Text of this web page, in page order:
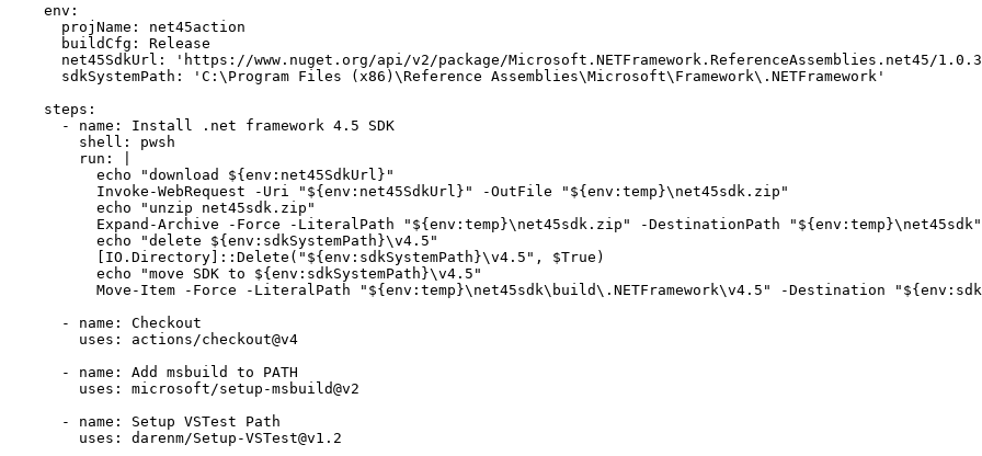
env:
projName: net45action
buildCfg: Release
net45SdkUrl: 'https://www.nuget.org/api/v2/package/Microsoft.NETFramework.ReferenceAssemblies.net45/
sdkSystemPath: 'C:\Program Files (x86)\Reference Assemblies\Microsoft\Framework\.NETFramework'
steps:
- name: Install .net framework 4.5 SDK
shell: pwsh
run: |
echo "download ${env:net45SdkUrl}"
Invoke-WebRequest -Uri "${env:net45SdkUrl}" -OutFile "${env:temp}\net45sdk.zip"
echo "unzip net45sdk.zip"
Expand-Archive -Force -LiteralPath "${env:temp}\net45sdk.zip" -DestinationPath "${env:temp}\net45sdk"
echo "delete ${env:sdkSystemPath}\v4.5"
[IO.Directory]::Delete("${env:sdkSystemPath}\v4.5", $True)
echo "move SDK to ${env:sdkSystemPath}\v4.5"
Move-Item -Force -LiteralPath "${env:temp}\net45sdk\build\.NETFramework\v4.5" -Destination
- name: Checkout
uses: actions/checkout@v4
- name: Add msbuild to PATH
uses: microsoft/setup-msbuild@v2
- name: Setup VSTest Path
uses: darenm/Setup-VSTest@v1.2